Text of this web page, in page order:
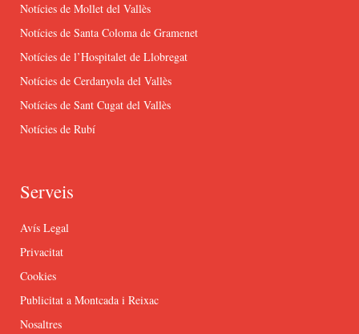
Notícies de Mollet del Vallès
Notícies de Santa Coloma de Gramenet
Notícies de l’Hospitalet de Llobregat
Notícies de Cerdanyola del Vallès
Notícies de Sant Cugat del Vallès
Notícies de Rubí
Serveis
Avís Legal
Privacitat
Cookies
Publicitat a Montcada i Reixac
Nosaltres